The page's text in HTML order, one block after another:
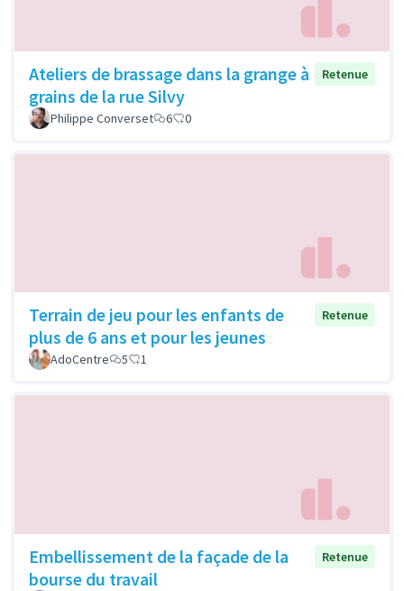
Ateliers de brassage dans la grange à
grains de la rue Silvy
Retenue
Philippe Converset 6 0
Terrain de jeu pour les enfants de
plus de 6 ans et pour les jeunes
Retenue
AdoCentre 5 1
Embellissement de la façade de la
bourse du travail
Retenue